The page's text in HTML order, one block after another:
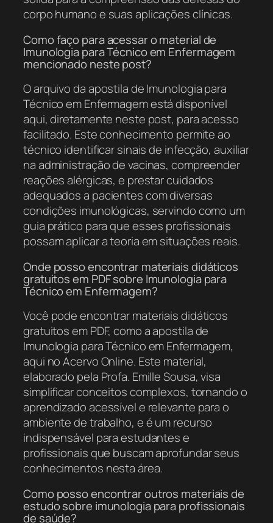
corpo humano e suas aplicações clínicas.
Como faço para acessar o material de
Imunologia para Técnico em Enfermagem
mencionado neste post?
O arquivo da apostila de Imunologia para
Técnico em Enfermagem está disponível
aqui, diretamente neste post, para acesso
facilitado. Este conhecimento permite ao
técnico identificar sinais de infecção, auxiliar
na administração de vacinas, compreender
reações alérgicas, e prestar cuidados
adequados a pacientes com diversas
condições imunológicas, servindo como um
guia prático para que esses profissionais
possam aplicar a teoria em situações reais.
Onde posso encontrar materiais didáticos
gratuitos em PDF sobre Imunologia para
Técnico em Enfermagem?
Você pode encontrar materiais didáticos
gratuitos em PDF, como a apostila de
Imunologia para Técnico em Enfermagem,
aqui no Acervo Online. Este material,
elaborado pela Profa. Emille Sousa, visa
simplificar conceitos complexos, tornando o
aprendizado acessível e relevante para o
ambiente de trabalho, e é um recurso
indispensável para estudantes e
profissionais que buscam aprofundar seus
conhecimentos nesta área.
Como posso encontrar outros materiais de
estudo sobre imunologia para profissionais
de saúde?